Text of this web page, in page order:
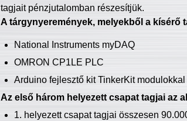
tagjait pénzjutalomban részesítjük.
A tárgynyeremények, melyekből a kísérő
National Instruments myDAQ
OMRON CP1LE PLC
Arduino fejlesztő kit TinkerKit modulokkal
Az első három helyezett csapat tagjai az
1. helyezett csapat tagjai összesen